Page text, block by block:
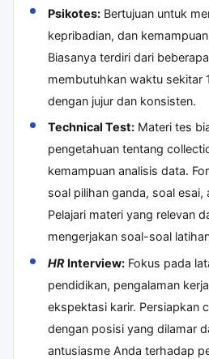
Psikotes:Bertujuan untuk
kepribadian, dan
Biasanya terdiri dari
membutuhkan waktu sekitar
dengan jujur dan konsisten.
Technical Test:Materi tes
pengetahuan tentang
kemampuan analisis data.
soal pilihan ganda, soal esai,
Pelajari materi yang relevan
mengerjakan soal-soal
HRInterview:Fokus pada
pendidikan, pengalaman
ekspektasi karir. Persiapkan
dengan posisi yang dilamar
antusiasme Anda terhadap